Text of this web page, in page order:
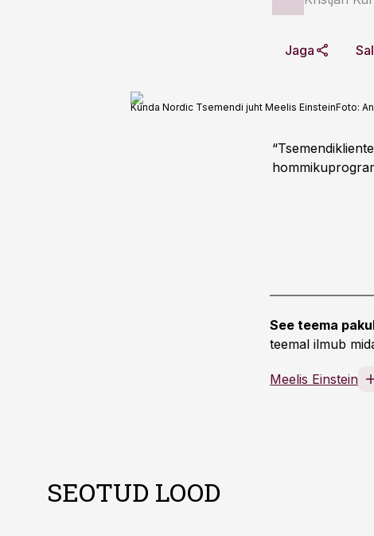
Jaga
Kunda Nordic Tsemendi juht Meelis EinsteinFoto:
See teema
teemal ilmub
Meelis Einstein
SEOTUD LOOD